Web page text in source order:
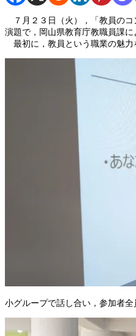
７月２３日（火），「教員のコ
演題で，岡山県教育庁教職員課に
最初に，教員という職業の魅力
小グループで話し合い，参加者全